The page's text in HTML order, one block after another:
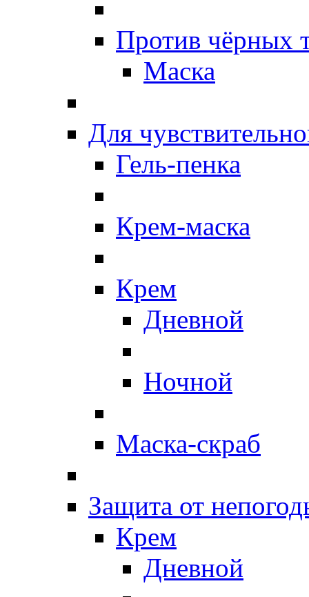
Против чёрных
Маска
Для
Гель-пенка
Крем-маска
Крем
Дневной
Ночной
Маска-скраб
Защита от
Крем
Дневной